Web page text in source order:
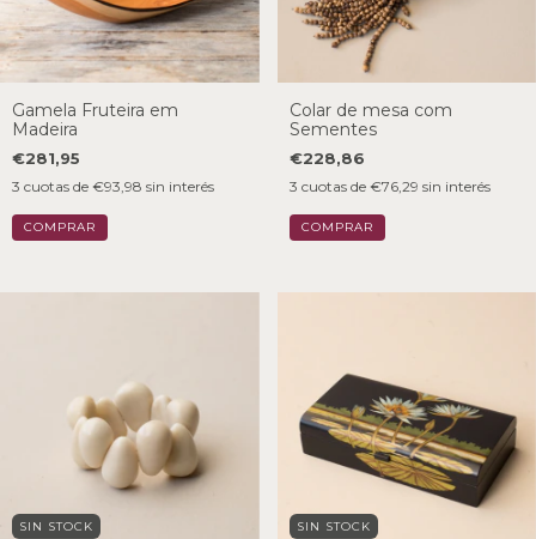
Gamela Fruteira em
Madeira
€281,95
3 cuotas de €93,98 sin interés
Colar de mesa com
Sementes
€228,86
3 cuotas de €76,29 sin interés
SIN STOCK SIN STOCK